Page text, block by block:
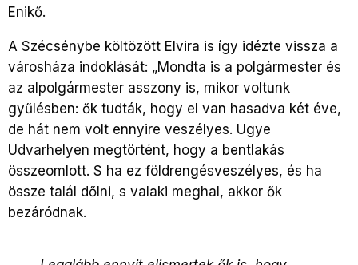
Enikő.
A Szécsénybe költözött Elvira is így idézte vissza a
városháza indoklását: „Mondta is a polgármester és
az alpolgármester asszony is, mikor voltunk
gyűlésben: ők tudták, hogy el van hasadva két éve,
de hát nem volt ennyire veszélyes. Ugye
Udvarhelyen megtörtént, hogy a bentlakás
összeomlott. S ha ez földrengésveszélyes, és ha
össze talál dőlni, s valaki meghal, akkor ők
bezáródnak.